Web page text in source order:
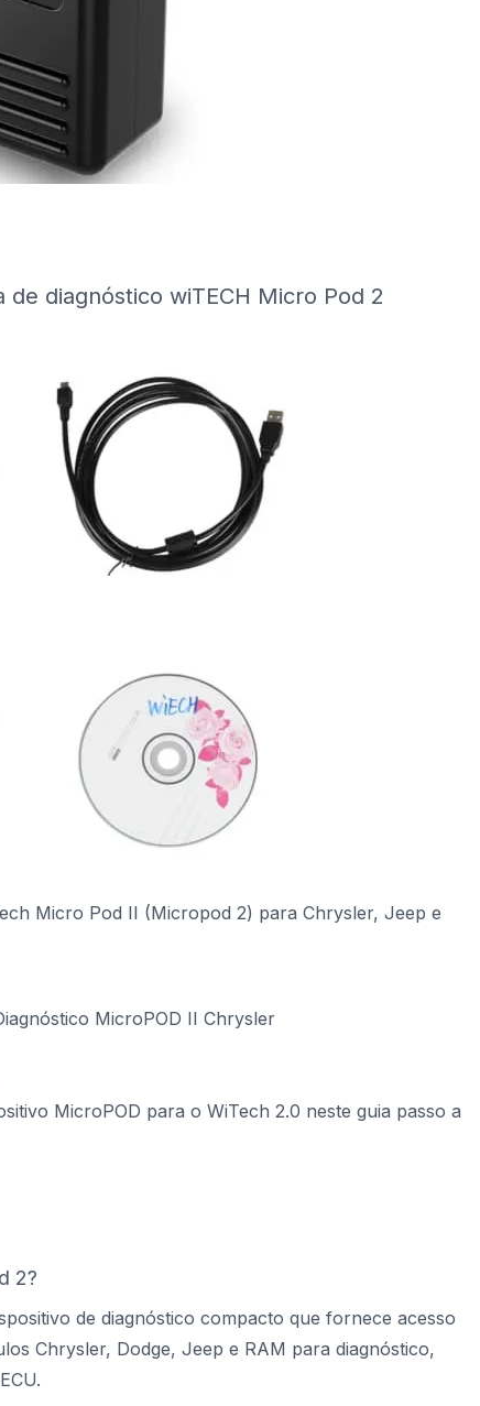
diagnóstico wiTECH Micro Pod 2
Micro Pod II (Micropod 2) para Chrysler, Jeep e
MicroPOD II Chrysler
MicroPOD para o WiTech 2.0 neste guia passo a
2?
de diagnóstico compacto que fornece acesso
Chrysler, Dodge, Jeep e RAM para diagnóstico,